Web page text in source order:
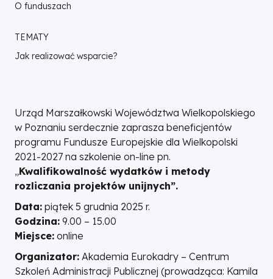
O funduszach
TEMATY
Jak realizować wsparcie?
Urząd Marszałkowski Województwa Wielkopolskiego
w Poznaniu serdecznie zaprasza beneficjentów
programu Fundusze Europejskie dla Wielkopolski
2021-2027 na szkolenie on-line pn.
„Kwalifikowalność wydatków i metody
rozliczania projektów unijnych”.
Data: piątek 5 grudnia 2025 r.
Godzina: 9.00 – 15.00
Miejsce: online
Organizator: Akademia Eurokadry – Centrum
Szkoleń Administracji Publicznej (prowadząca: Kamila